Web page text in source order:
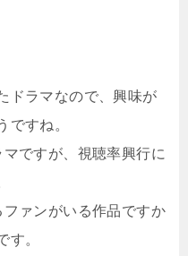
ドラマなので、興味が
ですね。
ですが、視聴率興行に
ァンがいる作品ですか
す。